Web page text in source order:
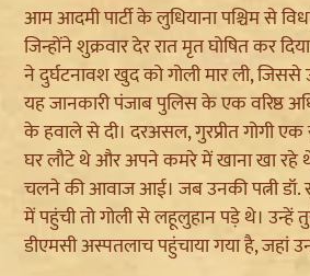
आम आदमी पार्टी के लुधियाना पश्चिम से
जिन्होंने शुक्रवार देर रात मृत घोषित कर
ने दुर्घटनावश खुद को गोली मार ली,
यह जानकारी पंजाब पुलिस के एक वरिष्ठ
के हवाले से दी। दरअसल, गुरप्रीत गोगी
घर लौटे थे और अपने कमरे में खाना खा रहे
चलने की आवाज आई। जब उनकी पत्नी
में पहुंची तो गोली से लहूलुहान पड़े थे। उन्हें
डीएमसी अस्पतलाच पहुंचाया गया है, जहां